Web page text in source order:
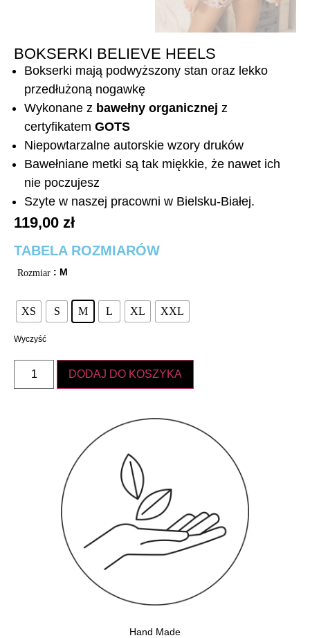
BOKSERKI BELIEVE HEELS
Bokserki mają podwyższony stan oraz lekko
przedłużoną nogawkę
Wykonane z bawełny organicznej z
certyfikatem GOTS
Niepowtarzalne autorskie wzory druków
Bawełniane metki są tak miękkie, że nawet ich
nie poczujesz
Szyte w naszej pracowni w Bielsku-Białej.
119,00 zł
TABELA ROZMIARÓW
Rozmiar : M
XS S M L XL XXL
Wyczyść
DODAJ DO KOSZYKA
Hand Made